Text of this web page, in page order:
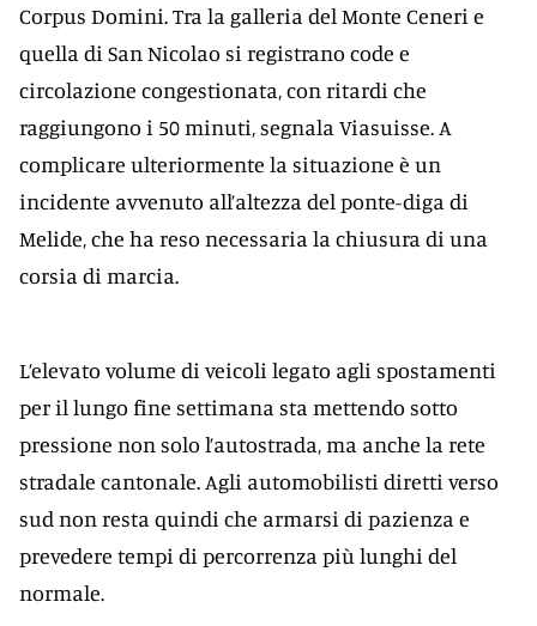
Corpus Domini. Tra la galleria del Monte Ceneri e
quella di San Nicolao si registrano code e
circolazione congestionata, con ritardi che
raggiungono i 50 minuti, segnala Viasuisse. A
complicare ulteriormente la situazione è un
incidente avvenuto all’altezza del ponte-diga di
Melide, che ha reso necessaria la chiusura di una
corsia di marcia.
L’elevato volume di veicoli legato agli spostamenti
per il lungo fine settimana sta mettendo sotto
pressione non solo l’autostrada, ma anche la rete
stradale cantonale. Agli automobilisti diretti verso
sud non resta quindi che armarsi di pazienza e
prevedere tempi di percorrenza più lunghi del
normale.